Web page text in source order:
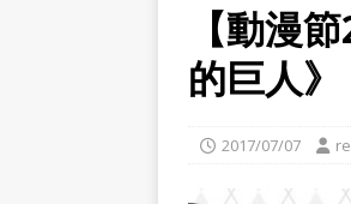
畫
[
[
[
【動漫
的巨人
2017/07/07